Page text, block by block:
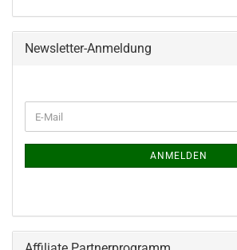
Newsletter-Anmeldung
ZUR
E-
Mail
ANMELDEN